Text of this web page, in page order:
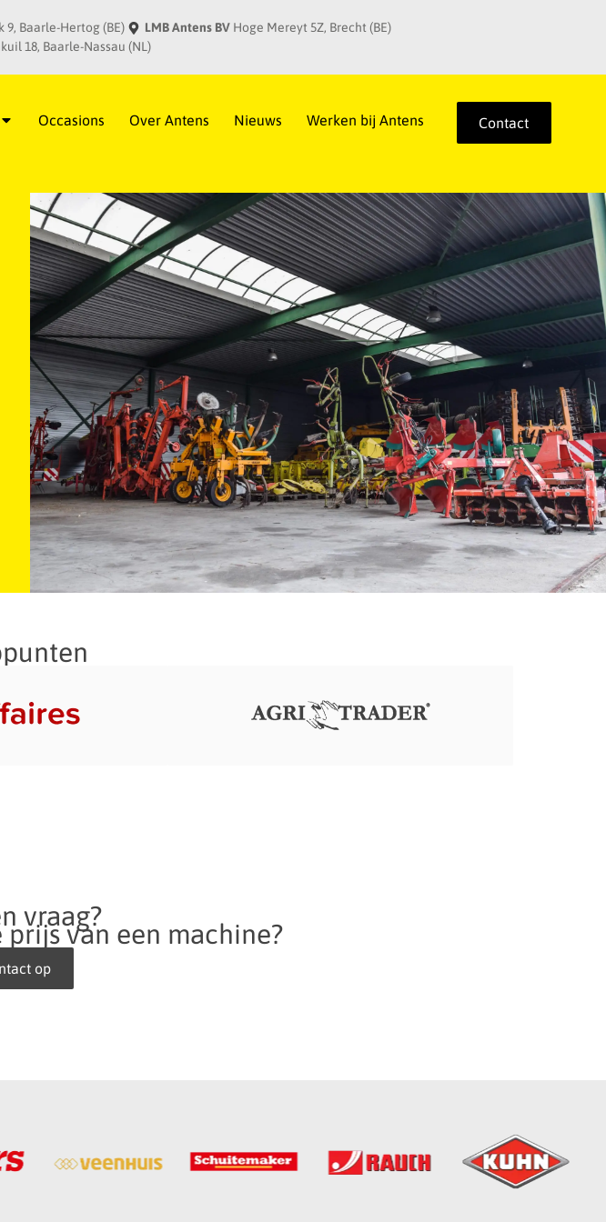
Baarle-Hertog (BE) LMB Antens BV Hoge Mereyt 5Z, Brecht (BE)
18, Baarle-Nassau (NL)
Occasions Over Antens Nieuws Werken bij Antens Contact
vraag?
van een machine?
op